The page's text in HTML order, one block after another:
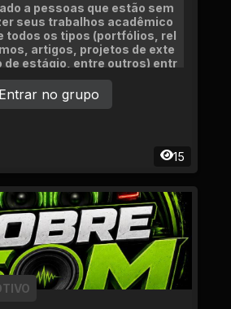
a pessoas que estão sem
seus trabalhos acadêmico
todos os tipos (portfólios, rel
artigos, projetos de exte
de estágio, entre outros) entr
horas ou no máximo 2 dias
15
Entrar no grupo